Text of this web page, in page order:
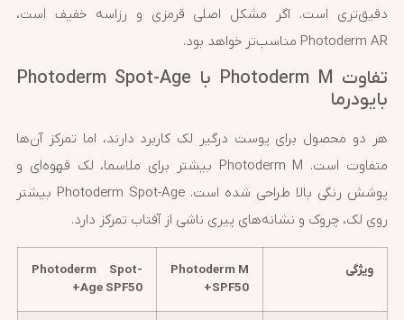
دقیق‌تری است. اگر مشکل اصلی قرمزی و رزاسه خفیف است،
Photoderm AR مناسب‌تر خواهد بود.
تفاوت Photoderm M با Photoderm Spot-Age
بایودرما
هر دو محصول برای پوست درگیر لک کاربرد دارند، اما تمرکز آن‌ها
متفاوت است. Photoderm M بیشتر برای ملاسما، لک قهوه‌ای و
پوشش رنگی بالا طراحی شده است. Photoderm Spot-Age بیشتر
روی لک، چروک و نشانه‌های پیری ناشی از آفتاب تمرکز دارد.
ویژگی
Photoderm M
SPF50+
Photoderm Spot-
Age SPF50+